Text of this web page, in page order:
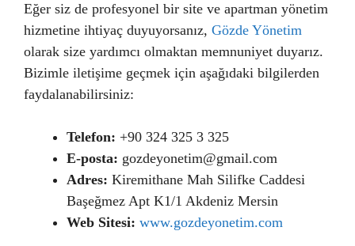
Eğer siz de profesyonel bir site ve apartman yönetim
hizmetine ihtiyaç duyuyorsanız, Gözde Yönetim
olarak size yardımcı olmaktan memnuniyet duyarız.
Bizimle iletişime geçmek için aşağıdaki bilgilerden
faydalanabilirsiniz:
Telefon: +90 324 325 3 325
E-posta: gozdeyonetim@gmail.com
Adres: Kiremithane Mah Silifke Caddesi
Başeğmez Apt K1/1 Akdeniz Mersin
Web Sitesi: www.gozdeyonetim.com